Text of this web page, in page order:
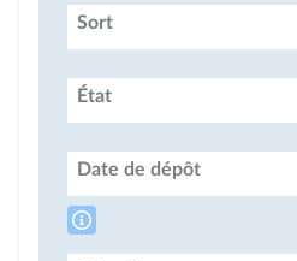
Sort
État
Date de dépôt